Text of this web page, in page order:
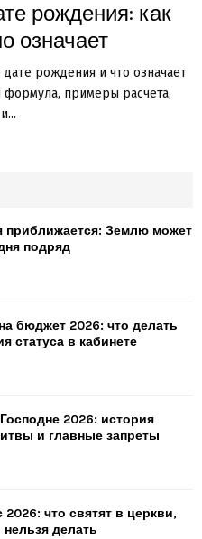
рождения: как
означает
рождения и что означает
формула, примеры расчета,
приближается: Землю может
подряд
бюджет 2026: что делать
статуса в кабинете
2026: история
и главные запреты
что святят в церкви,
делать